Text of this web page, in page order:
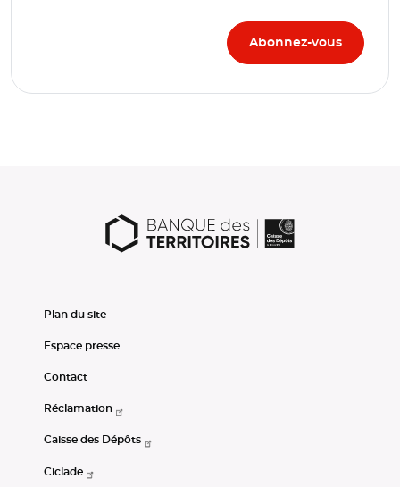
Plan du site
Espace presse
Contact
Réclamation
Caisse des Dépôts
Ciclade